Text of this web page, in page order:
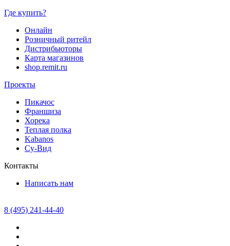
Где купить?
Онлайн
Розничный ритейл
Дистрибьюторы
Карта магазинов
shop.remit.ru
Проекты
Пикачос
Франшиза
Хорека
Теплая полка
Kabanos
Су-Вид
Контакты
Написать нам
8 (495) 241-44-40